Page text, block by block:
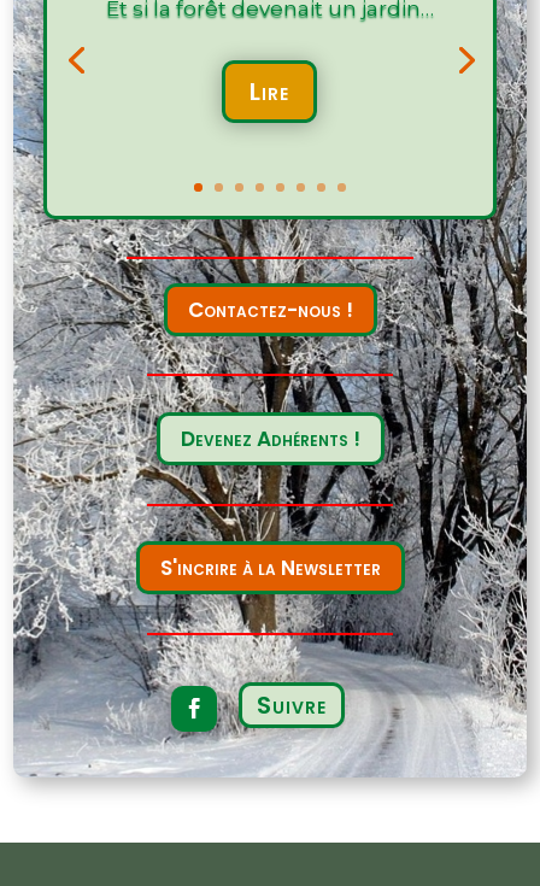
Et si la forêt devenait un jardin…
Lire
Contactez-nous !
Devenez Adhérents !
S'incrire à la Newsletter
Suivre